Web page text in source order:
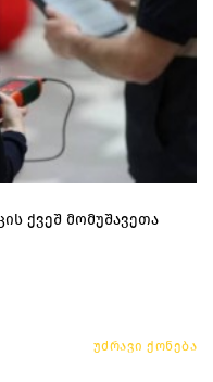
ქვეშ მომუშავეთა
უძრავი ქონება